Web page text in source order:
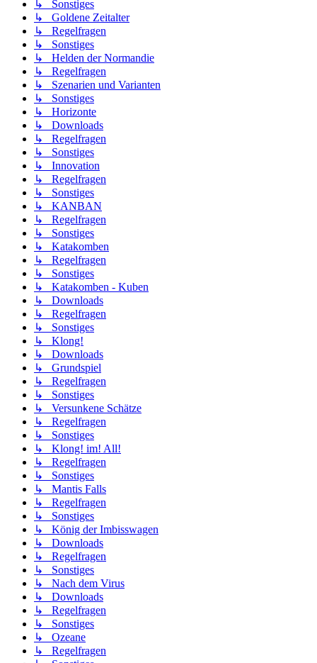
↳ Sonstiges
↳ Goldene Zeitalter
↳ Regelfragen
↳ Sonstiges
↳ Helden der Normandie
↳ Regelfragen
↳ Szenarien und Varianten
↳ Sonstiges
↳ Horizonte
↳ Downloads
↳ Regelfragen
↳ Sonstiges
↳ Innovation
↳ Regelfragen
↳ Sonstiges
↳ KANBAN
↳ Regelfragen
↳ Sonstiges
↳ Katakomben
↳ Regelfragen
↳ Sonstiges
↳ Katakomben - Kuben
↳ Downloads
↳ Regelfragen
↳ Sonstiges
↳ Klong!
↳ Downloads
↳ Grundspiel
↳ Regelfragen
↳ Sonstiges
↳ Versunkene Schätze
↳ Regelfragen
↳ Sonstiges
↳ Klong! im! All!
↳ Regelfragen
↳ Sonstiges
↳ Mantis Falls
↳ Regelfragen
↳ Sonstiges
↳ König der Imbisswagen
↳ Downloads
↳ Regelfragen
↳ Sonstiges
↳ Nach dem Virus
↳ Downloads
↳ Regelfragen
↳ Sonstiges
↳ Ozeane
↳ Regelfragen